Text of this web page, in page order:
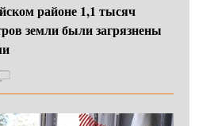
районе 1,1 тысяч
земли были загрязнены